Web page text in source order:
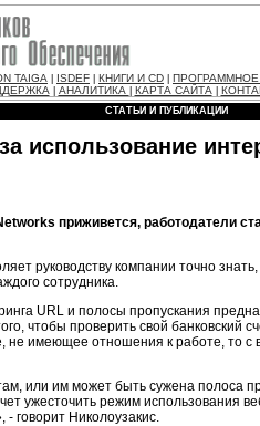
TAIGA ISDEF КНИГИ И CD
| АНАЛИТИКА КАРТА САЙТА|
СТАТЬИ И ПУБЛИКАЦИИ
использование
приживется, работодатели
руководству компании точно
сотрудника.
URL и полосы пропускания
чтобы проверить свой банковский
имеющее отношения к работе, то с
или им может быть сужена полоса
ужесточить режим использования
говорит Николоузакис.